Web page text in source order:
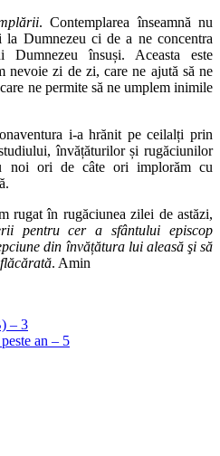
. Contemplarea înseamnă nu
Dumnezeu ci de a ne concentra
însuși. Aceasta este
nevoie zi de zi, care ne ajută să ne
ne permite să ne umplem inimile
i-a hrănit pe ceilalți prin
învățăturilor și rugăciunilor
noi ori de câte ori implorăm cu
rugat în rugăciunea zilei de astăzi,
pentru cer a sfântului episcop
din învățătura lui aleasă şi să
. Amin
– 3
an – 5